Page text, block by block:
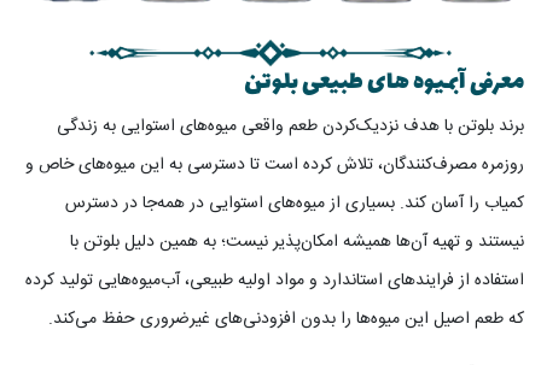
معرفی آبمیوه های طبیعی بلوتن
برند بلوتن با هدف نزدیک‌کردن طعم واقعی میوه‌های استوایی به زندگی
روزمره مصرف‌کنندگان، تلاش کرده است تا دسترسی به این میوه‌های خاص و
کمیاب را آسان کند. بسیاری از میوه‌های استوایی در همه‌جا در دسترس
نیستند و تهیه آن‌ها همیشه امکان‌پذیر نیست؛ به همین دلیل بلوتن با
استفاده از فرایندهای استاندارد و مواد اولیه طبیعی، آب‌میوه‌هایی تولید کرده
که طعم اصیل این میوه‌ها را بدون افزودنی‌های غیرضروری حفظ می‌کند.